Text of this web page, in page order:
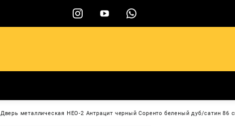
Дверь металлическая НЕО-2 Антрацит черный Соренто беленый дуб/сатин 86